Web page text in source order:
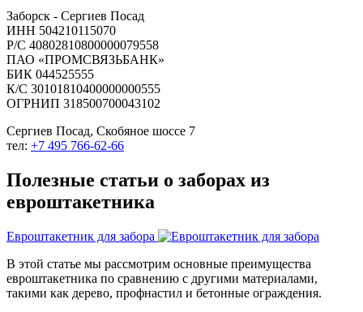
Заборск - Сергиев Посад
ИНН 504210115070
Р/С 40802810800000079558
ПАО «ПРОМСВЯЗЬБАНК»
БИК 044525555
К/С 30101810400000000555
ОГРНИП 318500700043102
Сергиев Посад, Скобяное шоссе 7
тел: +7 495 766-62-66
Полезные статьи о заборах из
евроштакетника
Евроштакетник для забора
В этой статье мы рассмотрим основные преимущества
евроштакетника по сравнению с другими материалами,
такими как дерево, профнастил и бетонные ограждения.